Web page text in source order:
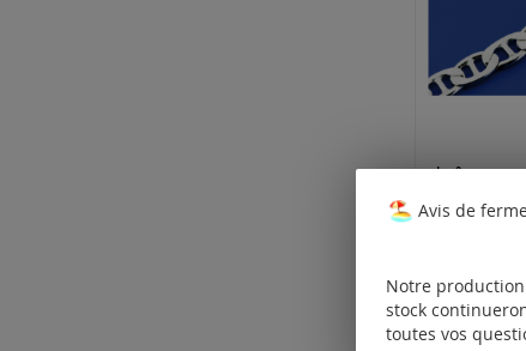
Tarifs
Avis de
Notre
stock
toutes vos